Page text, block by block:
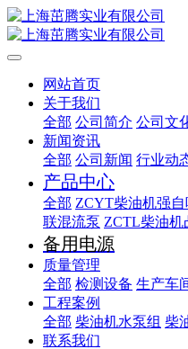
网站首页
关于我们
全部 公司简介 公司文
新闻资讯
全部 公司新闻 行业动
产品中心
全部 ZCYT柴油机强
联混流泵 ZCTL柴油机
备用电源
质量管理
全部 检测设备 生产车
工程案例
全部 柴油机水泵组 柴
联系我们